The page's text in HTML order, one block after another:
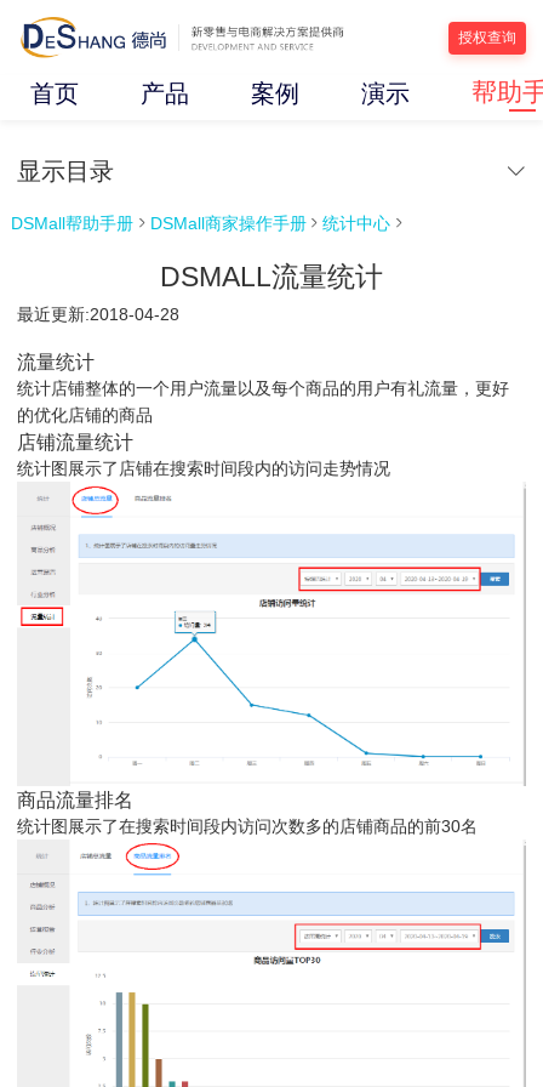
授权查询
首页 产品 案例 演示 帮助
显示目录
DSMall帮助手册  DSMall商家操作手册  统计中心 
DSMALL流量统计
最近更新:2018-04-28
流量统计
统计店铺整体的一个用户流量以及每个商品的用户有礼流量，更好
的优化店铺的商品
店铺流量统计
统计图展示了店铺在搜索时间段内的访问走势情况
商品流量排名
统计图展示了在搜索时间段内访问次数多的店铺商品的前30名